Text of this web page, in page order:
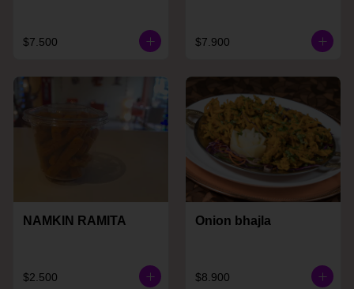
$7.500 $7.900
NAMKIN RAMITA
$2.500
Onion bhajla
$8.900